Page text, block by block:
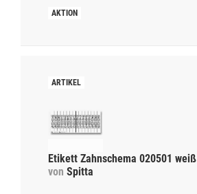
Etikett Zahnschema 020501 weiß
von Spitta